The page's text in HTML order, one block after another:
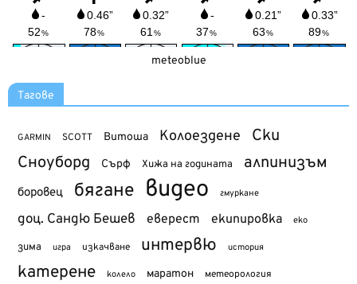
meteoblue
Тагове
GARMIN SCOTT Витоша Колоездене Ски
Сноуборд Сърф Хижа на годината алпинизъм
боровец бягане видео гмуркане
доц. Сандю Бешев еверест екипировка еко
зима игра изкачване интервю история
катерене колело маратон метеорология